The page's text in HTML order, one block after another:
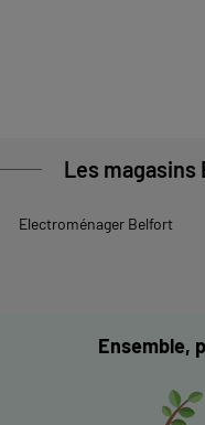
Les magasins
Electroménager Belfort
Ensemble,